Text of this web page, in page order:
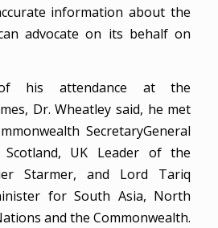
information about the
advocate on its behalf on
his attendance at the
Dr. Wheatley said, he met
SecretaryGeneral
Scotland, UK Leader of the
Starmer, and Lord Tariq
for South Asia, North
and the Commonwealth.